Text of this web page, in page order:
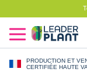
PRODUCTION ET
CERTIFIÉE HAUTE